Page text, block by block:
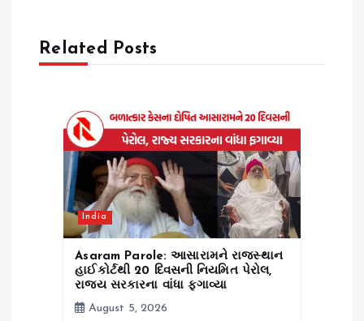
gRelated Posts
India
Asaram Parole: આસારામને રાજસ્થાન
હાઈકોર્ટથી 20 દિવસની નિયમિત પેરોલ,
રાજ્ય સરકારના વાંધા ફગાવ્યા
August 5, 2026